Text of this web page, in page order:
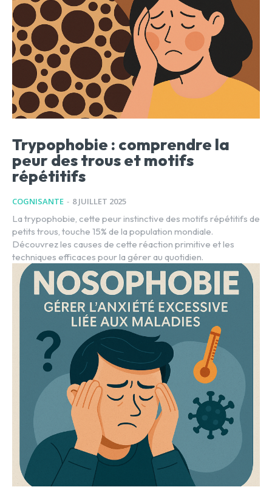
Trypophobie : comprendre la
peur des trous et motifs
répétitifs
COGNISANTE - 8 JUILLET 2025
La trypophobie, cette peur instinctive des motifs répétitifs de
petits trous, touche 15% de la population mondiale.
Découvrez les causes de cette réaction primitive et les
techniques efficaces pour la gérer au quotidien.